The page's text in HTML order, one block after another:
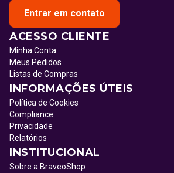
Entrar em contato
ACESSO CLIENTE
Minha Conta
Meus Pedidos
Listas de Compras
INFORMAÇÕES ÚTEIS
Política de Cookies
Compliance
Privacidade
Relatórios
INSTITUCIONAL
Sobre a BraveoShop